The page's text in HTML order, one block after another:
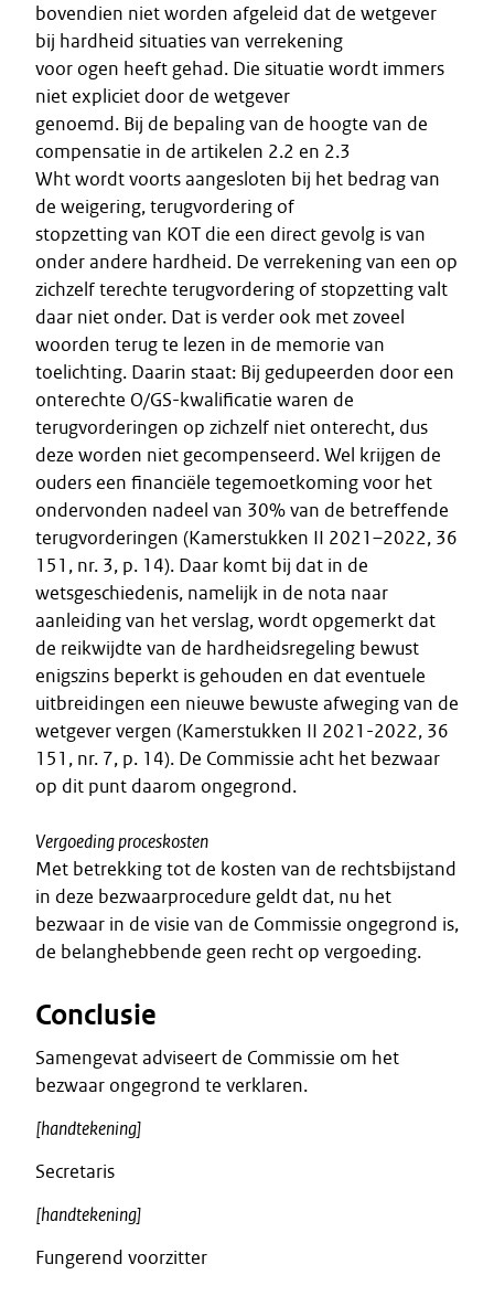
bovendien niet worden afgeleid dat de wetgever
bij hardheid situaties van verrekening
voor ogen heeft gehad. Die situatie wordt immers
niet expliciet door de wetgever
genoemd. Bij de bepaling van de hoogte van de
compensatie in de artikelen 2.2 en 2.3
Wht wordt voorts aangesloten bij het bedrag van
de weigering, terugvordering of
stopzetting van KOT die een direct gevolg is van
onder andere hardheid. De verrekening van een op
zichzelf terechte terugvordering of stopzetting valt
daar niet onder. Dat is verder ook met zoveel
woorden terug te lezen in de memorie van
toelichting. Daarin staat: Bij gedupeerden door een
onterechte O/GS-kwalificatie waren de
terugvorderingen op zichzelf niet onterecht, dus
deze worden niet gecompenseerd. Wel krijgen de
ouders een financiële tegemoetkoming voor het
ondervonden nadeel van 30% van de betreffende
terugvorderingen (Kamerstukken II 2021–2022, 36
151, nr. 3, p. 14). Daar komt bij dat in de
wetsgeschiedenis, namelijk in de nota naar
aanleiding van het verslag, wordt opgemerkt dat
de reikwijdte van de hardheidsregeling bewust
enigszins beperkt is gehouden en dat eventuele
uitbreidingen een nieuwe bewuste afweging van de
wetgever vergen (Kamerstukken II 2021-2022, 36
151, nr. 7, p. 14). De Commissie acht het bezwaar
op dit punt daarom ongegrond.
Vergoeding proceskosten
Met betrekking tot de kosten van de rechtsbijstand
in deze bezwaarprocedure geldt dat, nu het
bezwaar in de visie van de Commissie ongegrond is,
de belanghebbende geen recht op vergoeding.
Conclusie
Samengevat adviseert de Commissie om het
bezwaar ongegrond te verklaren.
[handtekening]
Secretaris
[handtekening]
Fungerend voorzitter